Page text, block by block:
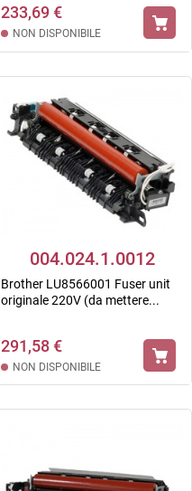
233,69 €
NON DISPONIBILE
004.024.1.0012
Brother LU8566001 Fuser unit
originale 220V (da mettere...
291,58 €
NON DISPONIBILE